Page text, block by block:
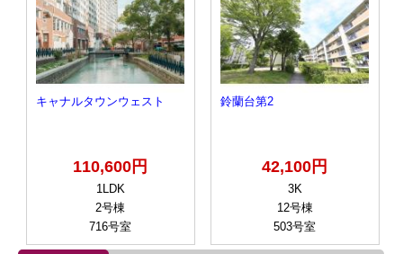
キャナルタウンウェスト
110,600円
1LDK
2号棟
716号室
鈴蘭台第2
42,100円
3K
12号棟
503号室